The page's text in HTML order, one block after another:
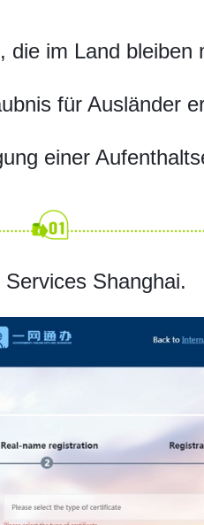
die im Land bleiben
für Ausländer
einer
Shanghai.